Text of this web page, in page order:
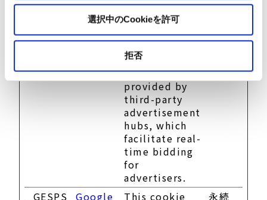
選択中のCookieを許可
拒否
_GESPS Google
Presents the
user with
relevant
content and
advertisement.
The service is
provided by
third-party
advertisement
hubs, which
facilitate real-
time bidding
for
advertisers.
永続
_GESPS
Google
This cookie
永続